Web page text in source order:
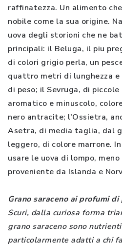
raffinatezza. Un alimento
nobile come la sua origine.
uova degli storioni che ne
principali: il Beluga, il piu
di colori grigio perla, un
quattro metri di lunghezza
di peso; il Sevruga, di
aromatico e minuscolo,
nero antracite; l'Ossietra,
Asetra, di media taglia, dal
leggero, di colore marrone.
usare le uova di lompo,
proveniente da Islanda e
Grano saraceno ai profumi di
Scuri, dalla curiosa forma
grano saraceno sono
particolarmente adatti a chi